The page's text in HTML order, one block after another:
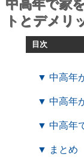
中高年で家
トとデメリ
目次
▼ 中高年
▼ 中高年
▼ 中高年
▼ まとめ